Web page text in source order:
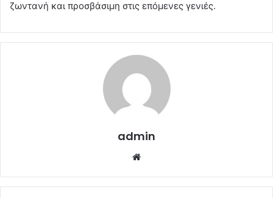
ζωντανή και προσβάσιμη στις επόμενες γενιές.
admin